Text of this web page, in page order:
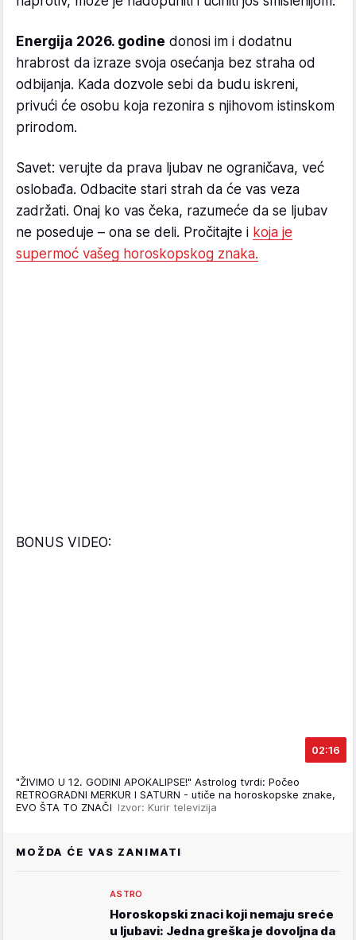
Energija 2026. godine donosi im i dodatnu
hrabrost da izraze svoja osećanja bez straha od
odbijanja. Kada dozvole sebi da budu iskreni,
privući će osobu koja rezonira s njihovom istinskom
prirodom.
Savet: verujte da prava ljubav ne ograničava, već
oslobađa. Odbacite stari strah da će vas veza
zadržati. Onaj ko vas čeka, razumeće da se ljubav
ne poseduje – ona se deli. Pročitajte i koja je
supermoć vašeg horoskopskog znaka.
BONUS VIDEO:
02:16
"ŽIVIMO U 12. GODINI APOKALIPSE!" Astrolog tvrdi: Počeo
RETROGRADNI MERKUR I SATURN - utiče na horoskopske znake,
EVO ŠTA TO ZNAČI Izvor: Kurir televizija
MOŽDA ĆE VAS ZANIMATI
ASTRO
Horoskopski znaci koji nemaju sreće
u ljubavi: Jedna greška je dovoljna da